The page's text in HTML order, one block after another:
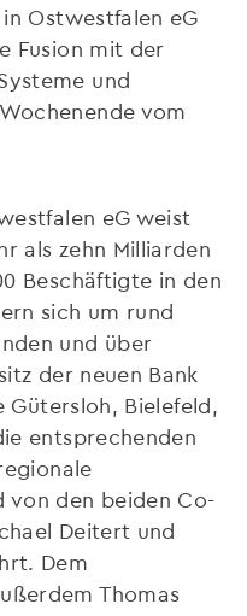
Ostwestfalen eG
Fusion mit der
und
vom
eG weist
als zehn Milliarden
Beschäftigte in den
sich um rund
und über
der neuen Bank
Bielefeld,
entsprechenden
von den beiden Co-
Deitert und
Dem
Thomas